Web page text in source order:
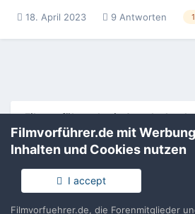
vermitteln/nennen kann?
18. April 2023 9 Antworten
Filmvorführer.de via Google
Sprache
Impressum /
Filmvorführer.de mit
Inhalten und Cookies nutzen
I accept
Filmvorfuehrer.de, die Forenmitglieder